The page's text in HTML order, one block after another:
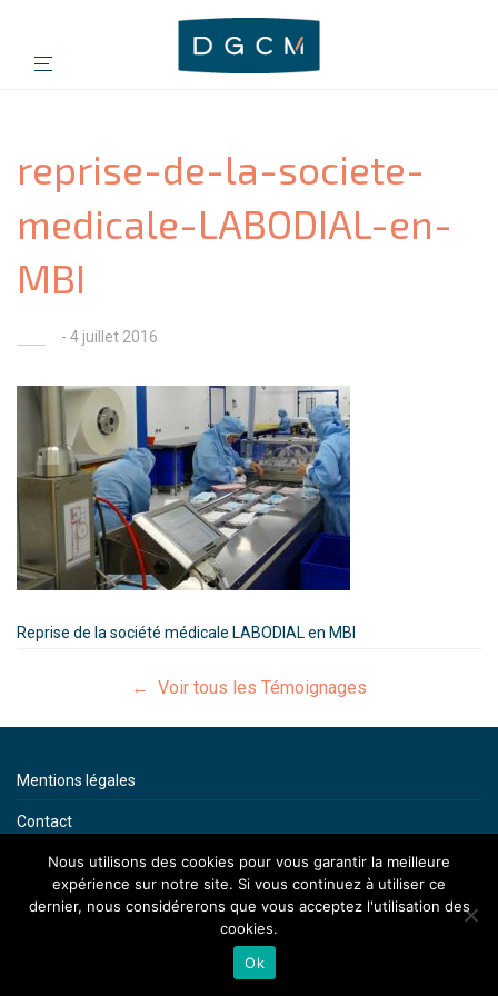
reprise-de-la-societe-
medicale-LABODIAL-en-
MBI
- 4 juillet 2016
Reprise de la société médicale LABODIAL en MBI
← Voir tous les Témoignages
Mentions légales
Contact
By artenium
Nous utilisons des cookies pour vous garantir la meilleure
expérience sur notre site. Si vous continuez à utiliser ce
dernier, nous considérerons que vous acceptez l'utilisation des
cookies.
Ok